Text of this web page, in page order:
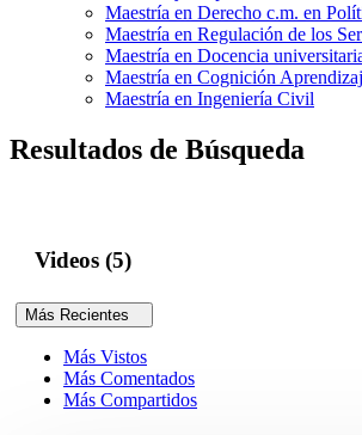
Maestría en Derecho c.m. en
Maestría en Regulación de los
Maestría en Docencia
Maestría en Cognición
Maestría en Ingeniería Civil
Resultados de Búsqueda
Videos (5)
Más Recientes
Más Vistos
Más Comentados
Más Compartidos